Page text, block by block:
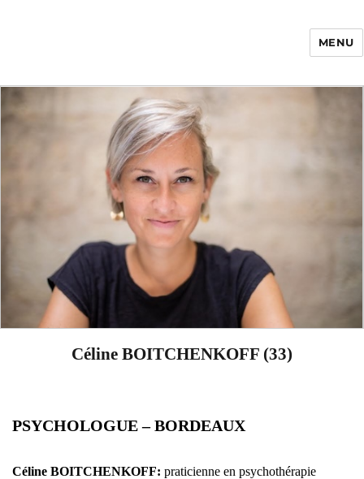
Enfance Made in
France
MENU
Céline BOITCHENKOFF (33)
PSYCHOLOGUE – BORDEAUX
Céline BOITCHENKOFF: praticienne en psychothérapie